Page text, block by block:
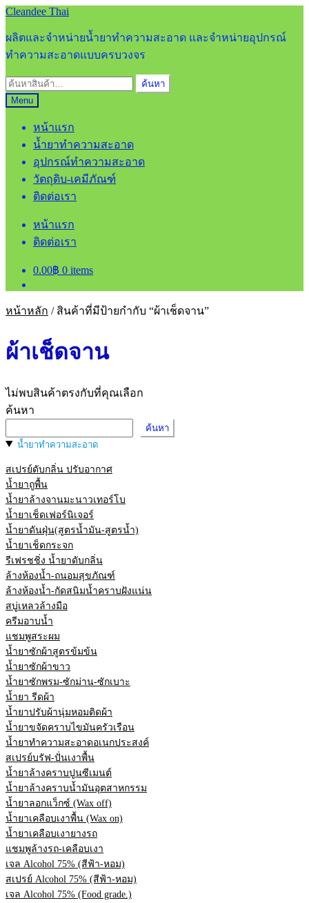
Skip
navigation
Skip
content
Cleandee Thai
ผลิตและจำหน่ายน้ำยาทำความสะอาด และจำหน่ายอุปกรณ์
ทำความสะอาดแบบครบวงจร
ค้นหา:
ค้นหา
Menu
หน้าแรก
น้ำยาทำความสะอาด
อุปกรณ์ทำความสะอาด
วัตถุดิบ-เคมีภัณฑ์
ติดต่อเรา
หน้าแรก
ติดต่อเรา
0.00฿ 0 items
หน้าหลัก / สินค้าที่มีป้ายกำกับ “ผ้าเช็ดจาน”
ผ้าเช็ดจาน
ไม่พบสินค้าตรงกับที่คุณเลือก
ค้นหา
ค้นหา
น้ำยาทำความสะอาด
สเปรย์ดับกลิ่น ปรับอากาศ
น้ำยาถูพื้น
น้ำยาล้างจานมะนาวเทอร์โบ
น้ำยาเช็ดเฟอร์นิเจอร์
น้ำยาดันฝุ่น(สูตรน้ำมัน-สูตรน้ำ)
น้ำยาเช็ดกระจก
รีเฟรชชิ่ง น้ำยาดับกลิ่น
ล้างห้องน้ำ-ถนอมสุขภัณฑ์
ล้างห้องน้ำ-กัดสนิมน้ำคราบฝังแน่น
สบู่เหลวล้างมือ
ครีมอาบน้ำ
แชมพูสระผม
น้ำยาซักผ้าสูตรข้มข้น
น้ำยาซักผ้าขาว
น้ำยาซักพรม-ซักม่าน-ซักเบาะ
น้ำยา รีดผ้า
น้ำยาปรับผ้านุ่มหอมติดผ้า
น้ำยาขจัดคราบไขมันครัวเรือน
น้ำยาทำความสะอาดอเนกประสงค์
สเปรย์บรัฟ-ปั่นเงาพื้น
น้ำยาล้างคราบปูนซีเมนต์
น้ำยาล้างคราบน้ำมันอุตสาหกรรม
น้ำยาลอกแว็กซ์ (Wax off)
น้ำยาเคลือบเงาพื้น (Wax on)
น้ำยาเคลือบเงายางรถ
แชมพูล้างรถ-เคลือบเงา
เจล Alcohol 75% (สีฟ้า-หอม)
สเปรย์ Alcohol 75% (สีฟ้า-หอม)
เจล Alcohol 75% (Food grade.)